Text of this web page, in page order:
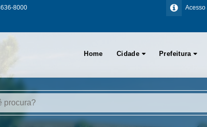
8000 Acesso
Home Cidade Prefeitura